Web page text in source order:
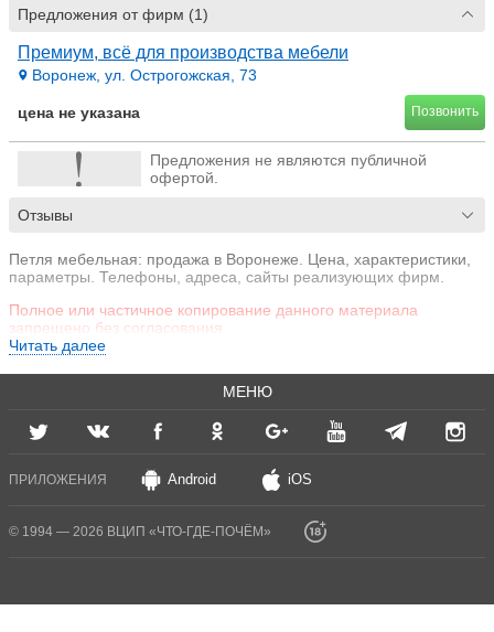
Предложения от фирм (1)
Премиум, всё для производства мебели
Воронеж, ул. Острогожская, 73
цена не указана Позвонить
Предложения не являются публичной
офертой.
Отзывы
Петля мебельная: продажа в Воронеже. Цена, характеристики,
параметры. Телефоны, адреса, сайты реализующих фирм.
Полное или частичное копирование данного материала
запрещено без согласования.
Читать далее
МЕНЮ
ПРИЛОЖЕНИЯ Android iOS
© 1994 — 2026 ВЦИП «ЧТО-ГДЕ-ПОЧЁМ»